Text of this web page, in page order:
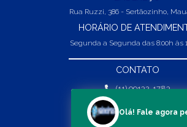
Rua Ruzzi, 386 - Sertãozinho,
HORÁRIO DE
Segunda a Segunda das 8:00h às
CONTATO
(11) 99132-1783
(11) 99132-1783
Olá! Fale agora